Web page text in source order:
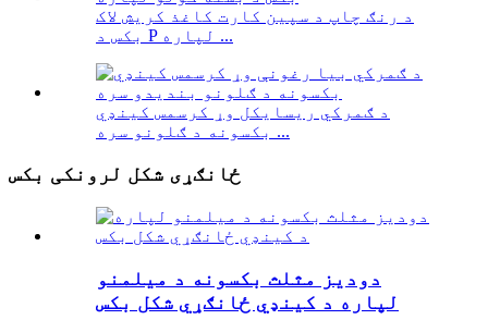
د رنګ چاپ د سپین کارت کاغذ کریش لاک
بکس د P لپاره ...
د ګمرکي ریسایکل وړ کرسمس کینډي
بکسونه د ګلونو سره ...
ځانګړی شکل لرونکی بکس
دودیز مثلث بکسونه د میلمنو
لپاره د کینډي ځانګړي شکل بکس